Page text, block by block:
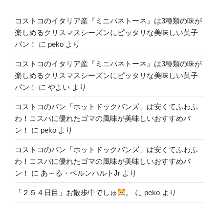
コストコのイタリア産『ミニパネトーネ』は3種類の味が
楽しめるクリスマスシーズンにピッタリな美味しい菓子
パン！
に peko より
コストコのイタリア産『ミニパネトーネ』は3種類の味が
楽しめるクリスマスシーズンにピッタリな美味しい菓子
パン！
に やよい より
コストコのパン「ホットドックバンズ」は安くてふわふ
わ！コスパに優れたゴマの風味が美味しいおすすめパ
ン！
に peko より
コストコのパン「ホットドックバンズ」は安くてふわふ
わ！コスパに優れたゴマの風味が美味しいおすすめパ
ン！
に あ～る・ベルンハルトJr より
「２５４日目」お散歩中でしゅ 。 に peko より